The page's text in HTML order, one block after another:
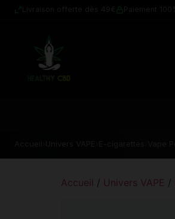
Accueil / Univers VAPE /